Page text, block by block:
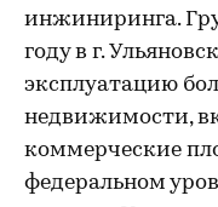
инжиниринга.
году в г.
эксплуатацию
недвижимости,
коммерческие
федеральном